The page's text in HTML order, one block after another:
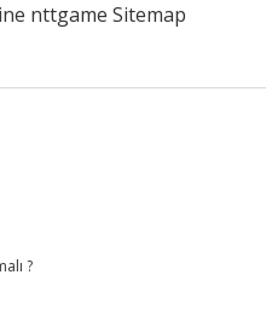
nttgame Sitemap
?